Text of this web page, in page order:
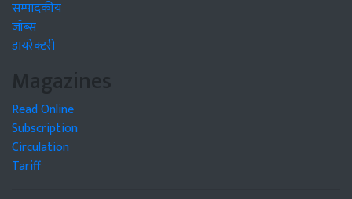
सम्पादकीय
जॉब्स
डायरेक्टरी
Magazines
Read Online
Subscription
Circulation
Tariff